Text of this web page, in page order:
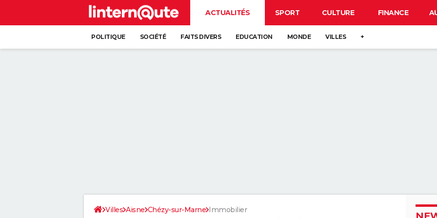
ACTUALITÉS SPORT CULTURE FINANCE
POLITIQUE SOCIÉTÉ FAITS DIVERS EDUCATION MONDE VILLES +
Villes Aisne Chézy-sur-Marne Immobilier